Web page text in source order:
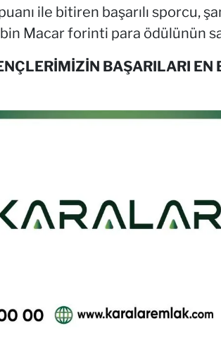
ile bitiren başarılı sporcu,
Macar forinti para ödülünün
BAŞARILARI EN